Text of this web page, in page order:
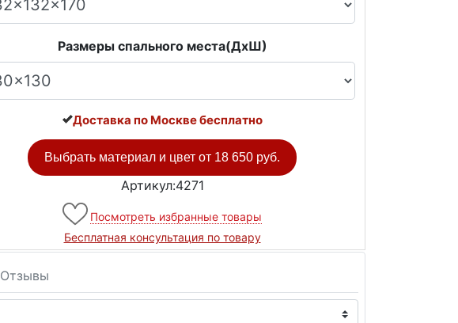
Размеры спального места(ДxШ)
Доставка по Москве бесплатно
Выбрать материал и цвет от 18 650 руб.
Артикул:4271
Посмотреть избранные товары
Бесплатная консультация по товару
Отзывы